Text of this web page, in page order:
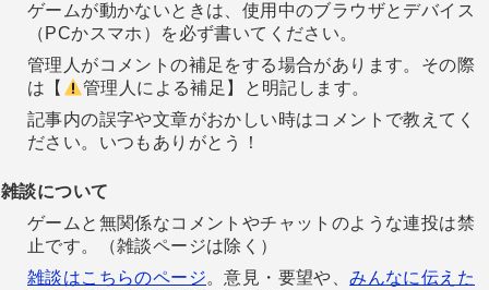
ゲームが動かないときは、使用中のブラウザとデバイス
（PCかスマホ）を必ず書いてください。
管理人がコメントの補足をする場合があります。その際
は【
管理人による補足】と明記します。
記事内の誤字や文章がおかしい時はコメントで教えてく
ださい。いつもありがとう！
雑談について
ゲームと無関係なコメントやチャットのような連投は禁
止です。（雑談ページは除く）
雑談はこちらのページ。意見・要望や、みんなに伝えた